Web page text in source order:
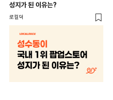
성지가 된 이유는?
로컬덕